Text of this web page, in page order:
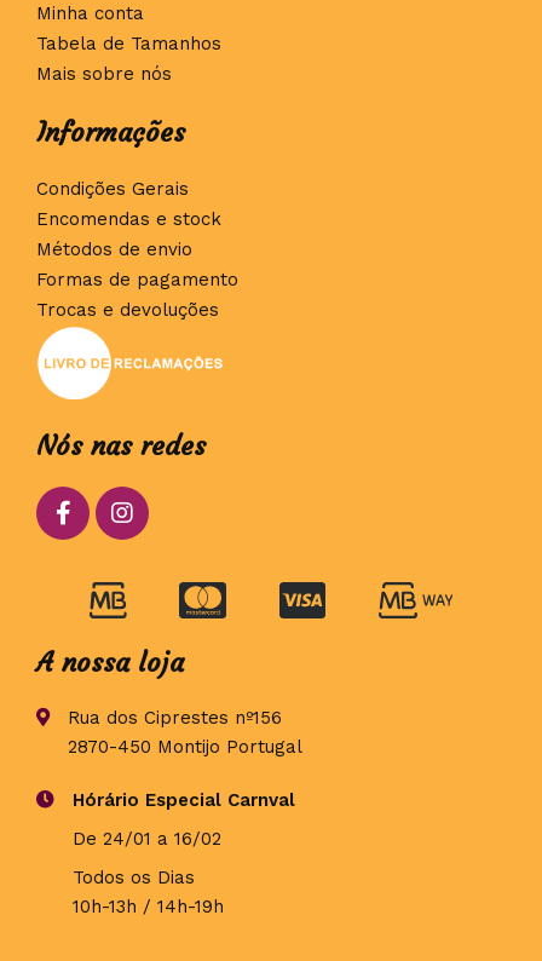
Minha conta
Tabela de Tamanhos
Mais sobre nós
Informações
Condições Gerais
Encomendas e stock
Métodos de envio
Formas de pagamento
Trocas e devoluções
Nós nas redes
A nossa loja
Rua dos Ciprestes nº156
2870-450 Montijo Portugal
Hórário Especial Carnval
De 24/01 a 16/02
Todos os Dias
10h-13h / 14h-19h